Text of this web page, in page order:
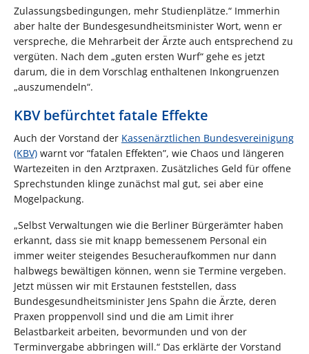
Zulassungsbedingungen, mehr Studienplätze.“ Immerhin
aber halte der Bundesgesundheitsminister Wort, wenn er
verspreche, die Mehrarbeit der Ärzte auch entsprechend zu
vergüten. Nach dem „guten ersten Wurf“ gehe es jetzt
darum, die in dem Vorschlag enthaltenen Inkongruenzen
„auszumendeln“.
KBV befürchtet fatale Effekte
Auch der Vorstand der Kassenärztlichen Bundesvereinigung
(KBV) warnt vor “fatalen Effekten”, wie Chaos und längeren
Wartezeiten in den Arztpraxen. Zusätzliches Geld für offene
Sprechstunden klinge zunächst mal gut, sei aber eine
Mogelpackung.
„Selbst Verwaltungen wie die Berliner Bürgerämter haben
erkannt, dass sie mit knapp bemessenem Personal ein
immer weiter steigendes Besucheraufkommen nur dann
halbwegs bewältigen können, wenn sie Termine vergeben.
Jetzt müssen wir mit Erstaunen feststellen, dass
Bundesgesundheitsminister Jens Spahn die Ärzte, deren
Praxen proppenvoll sind und die am Limit ihrer
Belastbarkeit arbeiten, bevormunden und von der
Terminvergabe abbringen will.“ Das erklärte der Vorstand